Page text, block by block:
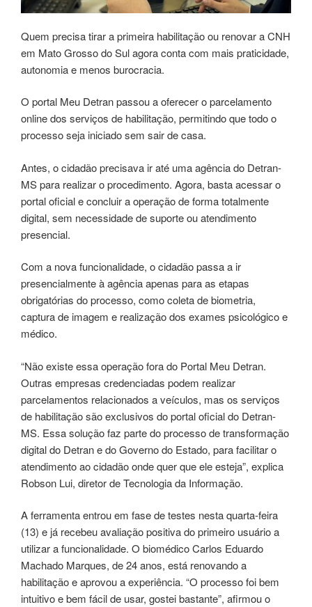
Quem precisa tirar a primeira habilitação ou renovar a CNH
em Mato Grosso do Sul agora conta com mais praticidade,
autonomia e menos burocracia.
O portal Meu Detran passou a oferecer o parcelamento
online dos serviços de habilitação, permitindo que todo o
processo seja iniciado sem sair de casa.
Antes, o cidadão precisava ir até uma agência do Detran-
MS para realizar o procedimento. Agora, basta acessar o
portal oficial e concluir a operação de forma totalmente
digital, sem necessidade de suporte ou atendimento
presencial.
Com a nova funcionalidade, o cidadão passa a ir
presencialmente à agência apenas para as etapas
obrigatórias do processo, como coleta de biometria,
captura de imagem e realização dos exames psicológico e
médico.
“Não existe essa operação fora do Portal Meu Detran.
Outras empresas credenciadas podem realizar
parcelamentos relacionados a veículos, mas os serviços
de habilitação são exclusivos do portal oficial do Detran-
MS. Essa solução faz parte do processo de transformação
digital do Detran e do Governo do Estado, para facilitar o
atendimento ao cidadão onde quer que ele esteja”, explica
Robson Lui, diretor de Tecnologia da Informação.
A ferramenta entrou em fase de testes nesta quarta-feira
(13) e já recebeu avaliação positiva do primeiro usuário a
utilizar a funcionalidade. O biomédico Carlos Eduardo
Machado Marques, de 24 anos, está renovando a
habilitação e aprovou a experiência. “O processo foi bem
intuitivo e bem fácil de usar, gostei bastante”, afirmou o